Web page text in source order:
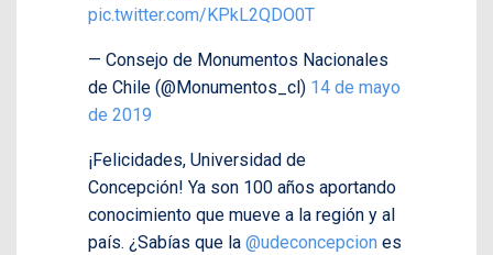
pic.twitter.com/KPkL2QDO0T
— Consejo de Monumentos Nacionales
de Chile (@Monumentos_cl) 14 de mayo
de 2019
¡Felicidades, Universidad de
Concepción! Ya son 100 años aportando
conocimiento que mueve a la región y al
país. ¿Sabías que la @udeconcepcion es